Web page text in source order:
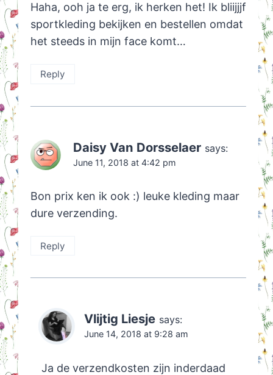
Haha, ooh ja te erg, ik herken het! Ik bliijjjf
sportkleding bekijken en bestellen omdat
het steeds in mijn face komt…
Reply
Daisy Van Dorsselaer says:
June 11, 2018 at 4:42 pm
Bon prix ken ik ook :) leuke kleding maar
dure verzending.
Reply
Vlijtig Liesje says:
June 14, 2018 at 9:28 am
Ja de verzendkosten zijn inderdaad